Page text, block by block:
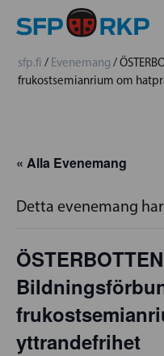
sfp.fi / Evenemang /
frukostsemianrium om
« Alla Evenemang
Detta evenemang
yttrandefrihet